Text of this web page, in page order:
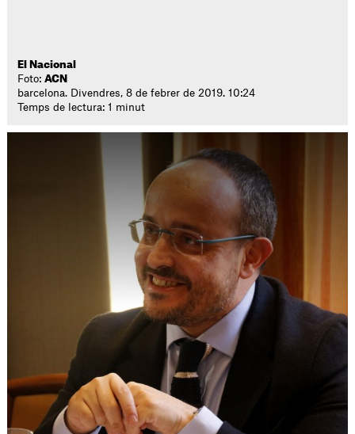
El Nacional
Foto:ACN
barcelona. Divendres, 8 de febrer de 2019. 10:24
Temps de lectura: 1 minut